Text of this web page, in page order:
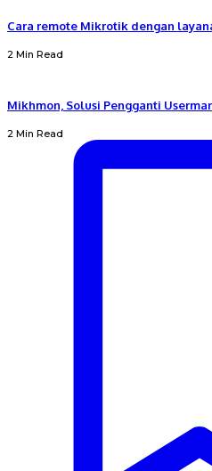
Cara remote Mikrotik dengan
2 Min Read
Mikhmon, Solusi Pengganti
2 Min Read